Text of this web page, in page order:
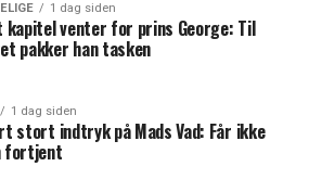
1 dag siden
kapitel venter for prins George: Til
pakker han tasken
1 dag siden
stort indtryk på Mads Vad: Får ikke
fortjent